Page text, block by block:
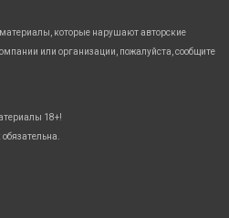
которые нарушают авторские
или организации, пожалуйста, сообщите
18+!